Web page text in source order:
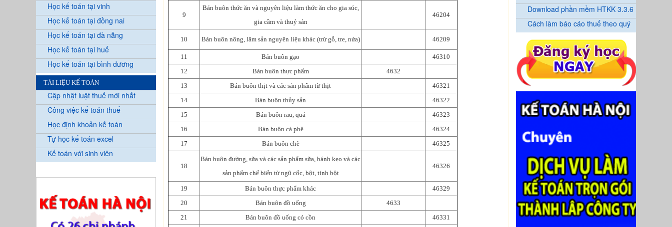
Học kế toán tại vinh
Học kế toán tại đồng nai
Học kế toán tại đà nẵng
Học kế toán tại huế
Học kế toán tại bình dương
TÀI LIỆU KẾ TOÁN
Cập nhật luật thuế mới nhất
Công việc kế toán thuế
Học định khoản kế toán
Tự học kế toán excel
Kế toán với sinh viên
9
Bán buôn thức ăn và nguyên liệu làm thức ăn cho gia súc,
gia cầm và thuỷ sản
46204
10 Bán buôn nông, lâm sản nguyên liệu khác (trừ gỗ, tre, nứa) 46209
11 Bán buôn gạo
46310
12
Bán buôn thực phẩm
4632
13
Bán buôn thịt và các sản phẩm từ thịt
46321
14
Bán buôn thủy sản
46322
15
Bán buôn rau, quả
46323
16
Bán buôn cà phê
46324
17
Bán buôn chè 46325
18
Bán buôn đường, sữa và các sản phẩm sữa, bánh kẹo và các
sản phẩm chế biến từ ngũ cốc, bột, tinh bột
46326
19 Bán buôn thực phẩm khác
46329
20
Bán buôn đồ uống
4633
21
Bán buôn đồ uống có cồn
46331
Download phần mềm HTKK 3.3.6
Cách làm báo cáo thuế theo quý